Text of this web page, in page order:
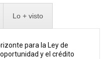
Lo + visto
para la Ley de
y el crédito